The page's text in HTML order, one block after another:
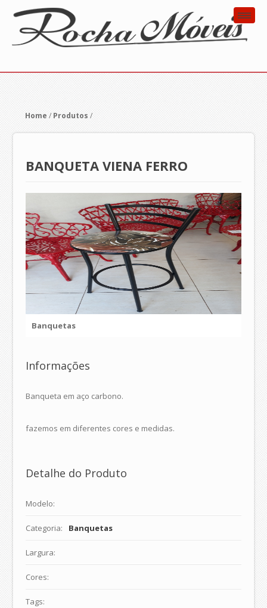
Home / Produtos /
BANQUETA VIENA FERRO
Banquetas
Informações
Banqueta em aço carbono.
fazemos em diferentes cores e medidas.
Detalhe do Produto
Modelo:
Categoria: Banquetas
Largura:
Cores:
Tags: